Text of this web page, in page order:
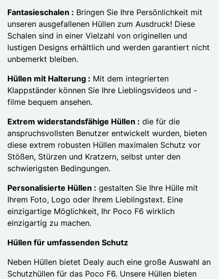
Fantasieschalen : Bringen Sie Ihre Persönlichkeit mit
unseren ausgefallenen Hüllen zum Ausdruck! Diese
Schalen sind in einer Vielzahl von originellen und
lustigen Designs erhältlich und werden garantiert nicht
unbemerkt bleiben.
Hüllen mit Halterung : Mit dem integrierten
Klappständer können Sie Ihre Lieblingsvideos und -
filme bequem ansehen.
Extrem widerstandsfähige Hüllen : die für die
anspruchsvollsten Benutzer entwickelt wurden, bieten
diese extrem robusten Hüllen maximalen Schutz vor
Stößen, Stürzen und Kratzern, selbst unter den
schwierigsten Bedingungen.
Personalisierte Hüllen : gestalten Sie Ihre Hülle mit
Ihrem Foto, Logo oder Ihrem Lieblingstext. Eine
einzigartige Möglichkeit, Ihr Poco F6 wirklich
einzigartig zu machen.
Hüllen für umfassenden Schutz
Neben Hüllen bietet Dealy auch eine große Auswahl an
Schutzhüllen für das Poco F6. Unsere Hüllen bieten